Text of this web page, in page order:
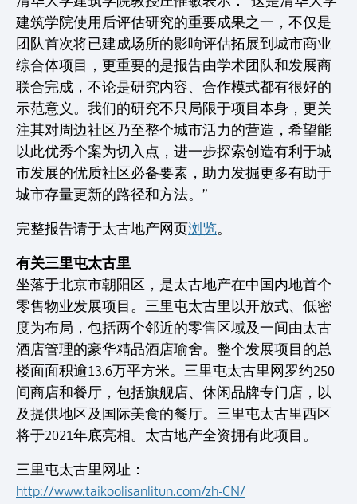
建筑学院使用后评估研究的重要成果之一，不仅是
团队首次将已建成场所的影响评估拓展到城市商业
综合体项目，更重要的是报告由学术团队和发展商
联合完成，不论是研究内容、合作模式都有很好的
示范意义。我们的研究不只局限于项目本身，更关
注其对周边社区乃至整个城市活力的营造，希望能
以此优秀个案为切入点，进一步探索创造有利于城
市发展的优质社区必备要素，助力发掘更多有助于
城市存量更新的路径和方法。”
完整报告请于太古地产网页浏览。
有关三里屯太古里
坐落于北京市朝阳区，是太古地产在中国内地首个
零售物业发展项目。三里屯太古里以开放式、低密
度为布局，包括两个邻近的零售区域及一间由太古
酒店管理的豪华精品酒店瑜舍。整个发展项目的总
楼面面积逾13.6万平方米。三里屯太古里网罗约250
间商店和餐厅，包括旗舰店、休闲品牌专门店，以
及提供地区及国际美食的餐厅。三里屯太古里西区
将于2021年底亮相。太古地产全资拥有此项目。
三里屯太古里网址：
http://www.taikoolisanlitun.com/zh-CN/